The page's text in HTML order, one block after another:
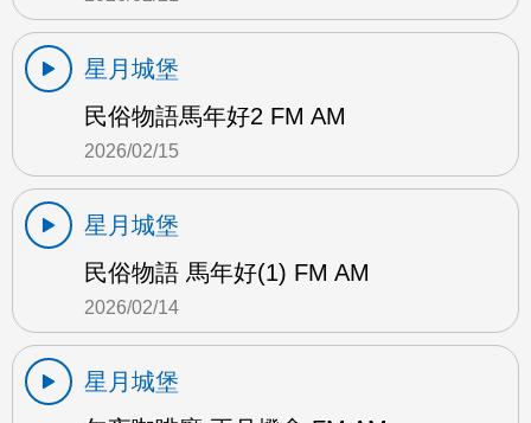
星月城堡
民俗物語馬年好2 FM AM
2026/02/15
星月城堡
民俗物語 馬年好(1) FM AM
2026/02/14
星月城堡